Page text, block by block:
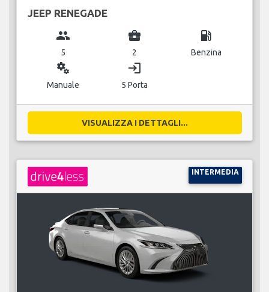
JEEP RENEGADE
group
5
business_center
2
local_gas_station
Benzina
miscellaneous_services
Manuale
login
5 Porta
VISUALIZZA I DETTAGLI...
INTERMEDIA